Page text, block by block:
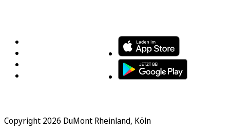
Copyright 2026 DuMont Rheinland, Köln